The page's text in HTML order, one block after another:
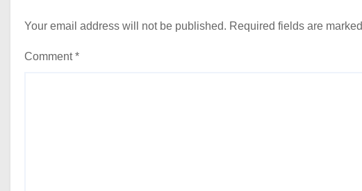
Your email address will not be published. Required fields are marked
Comment*